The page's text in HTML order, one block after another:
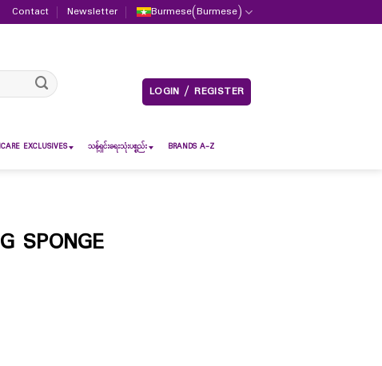
Contact Newsletter Burmese(Burmese)
LOGIN / REGISTER
EXCLUSIVES သန့်ရှင်းရေးသုံးပစ္စည်း BRANDS A-Z
SPONGE